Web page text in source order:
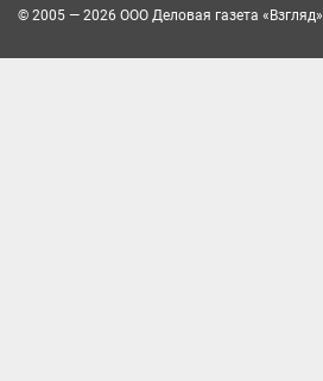
© 2005 — 2026 ООО Деловая газета «Взгляд»